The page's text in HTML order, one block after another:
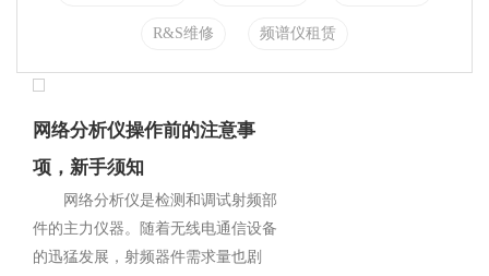
R&S维修 频谱仪租赁
网络分析仪操作前的注意事
项，新手须知
网络分析仪是检测和调试射频部
件的主力仪器。随着无线电通信设备
的迅猛发展，射频器件需求量也剧